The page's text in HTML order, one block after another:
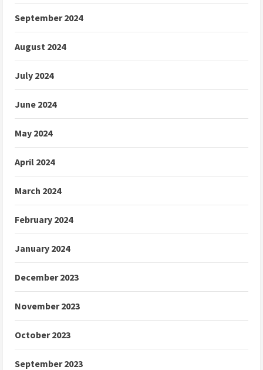
September 2024
August 2024
July 2024
June 2024
May 2024
April 2024
March 2024
February 2024
January 2024
December 2023
November 2023
October 2023
September 2023